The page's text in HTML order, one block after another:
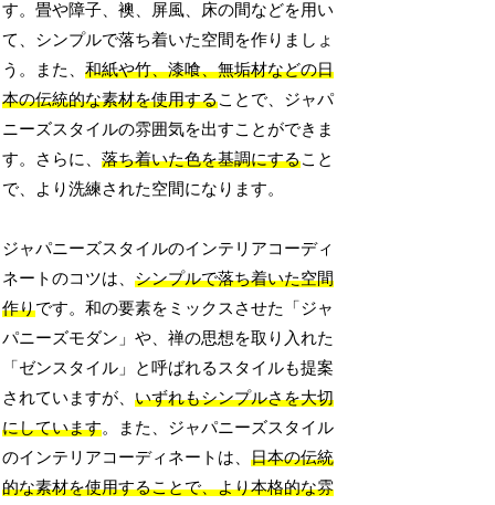
す。畳や障子、襖、屏風、床の間などを用い
て、シンプルで落ち着いた空間を作りましょ
う。また、和紙や竹、漆喰、無垢材などの日
本の伝統的な素材を使用することで、ジャパ
ニーズスタイルの雰囲気を出すことができま
す。さらに、落ち着いた色を基調にすること
で、より洗練された空間になります。
ジャパニーズスタイルのインテリアコーディ
ネートのコツは、シンプルで落ち着いた空間
作りです。和の要素をミックスさせた「ジャ
パニーズモダン」や、禅の思想を取り入れた
「ゼンスタイル」と呼ばれるスタイルも提案
されていますが、いずれもシンプルさを大切
にしています。また、ジャパニーズスタイル
のインテリアコーディネートは、日本の伝統
的な素材を使用することで、より本格的な雰